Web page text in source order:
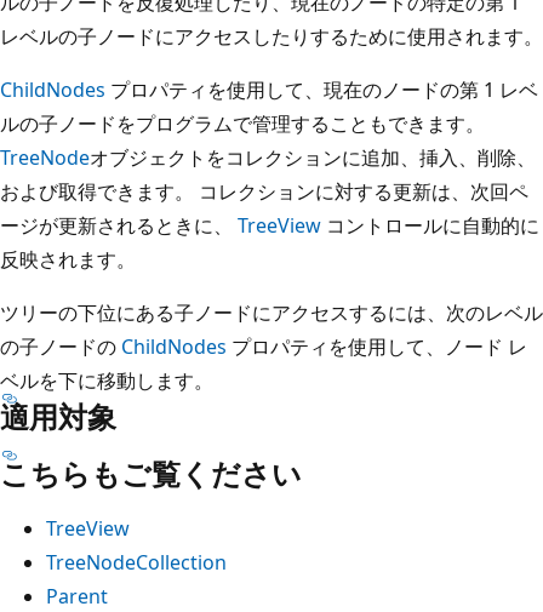
レベルの子ノードにアクセスしたりするために使用されます。
ChildNodes プロパティを使用して、現在のノードの第 1 レベ
ルの子ノードをプログラムで管理することもできます。
TreeNodeオブジェクトをコレクションに追加、挿入、削除、
および取得できます。 コレクションに対する更新は、次回ペ
ージが更新されるときに、 TreeView コントロールに自動的に
反映されます。
ツリーの下位にある子ノードにアクセスするには、次のレベル
の子ノードの ChildNodes プロパティを使用して、ノード レ
ベルを下に移動します。
適用対象
こちらもご覧ください
TreeView
TreeNodeCollection
Parent